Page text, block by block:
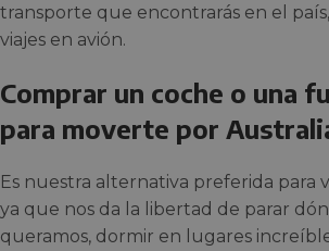
transporte que encontrarás en el
viajes en avión.
Comprar un coche o una
para moverte por
Es nuestra alternativa preferida para
ya que nos da la libertad de parar
queramos, dormir en lugares